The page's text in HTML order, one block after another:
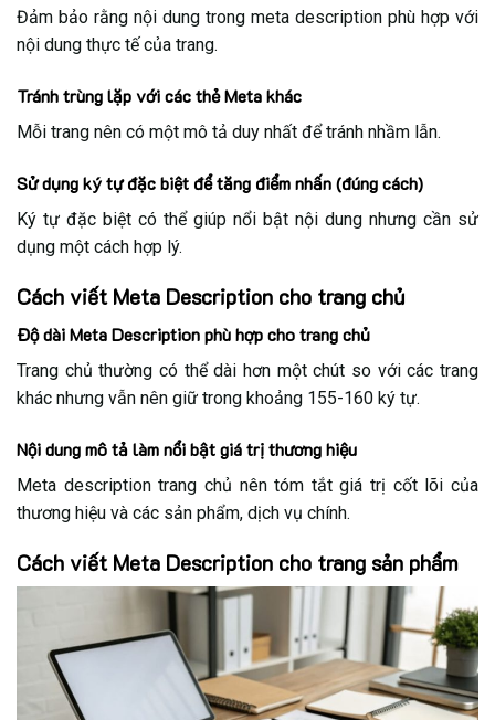
Đảm bảo rằng nội dung trong meta description phù hợp với
nội dung thực tế của trang.
Tránh trùng lặp với các thẻ Meta khác
Mỗi trang nên có một mô tả duy nhất để tránh nhầm lẫn.
Sử dụng ký tự đặc biệt để tăng điểm nhấn (đúng cách)
Ký tự đặc biệt có thể giúp nổi bật nội dung nhưng cần sử
dụng một cách hợp lý.
Cách viết Meta Description cho trang chủ
Độ dài Meta Description phù hợp cho trang chủ
Trang chủ thường có thể dài hơn một chút so với các trang
khác nhưng vẫn nên giữ trong khoảng 155-160 ký tự.
Nội dung mô tả làm nổi bật giá trị thương hiệu
Meta description trang chủ nên tóm tắt giá trị cốt lõi của
thương hiệu và các sản phẩm, dịch vụ chính.
Cách viết Meta Description cho trang sản phẩm